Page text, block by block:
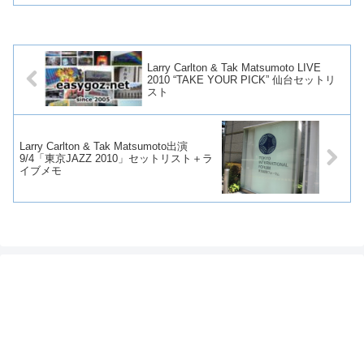
Larry Carlton & Tak Matsumoto LIVE
2010 “TAKE YOUR PICK” 仙台セットリ
スト
Larry Carlton & Tak Matsumoto出演
9/4「東京JAZZ 2010」セットリスト＋ラ
イブメモ